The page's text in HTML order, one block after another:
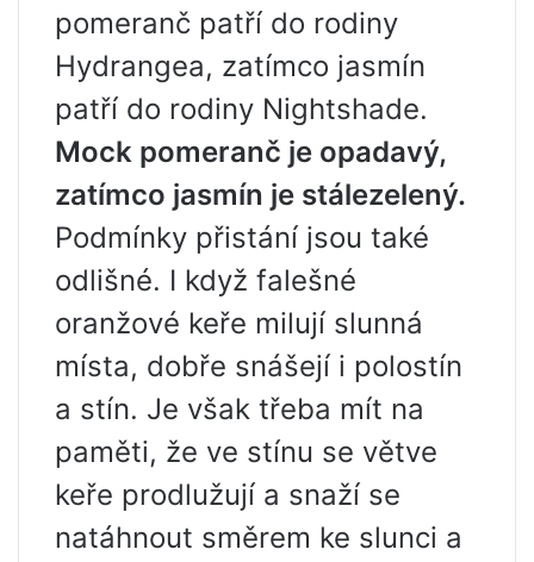
pomeranč patří do rodiny
Hydrangea, zatímco jasmín
patří do rodiny Nightshade.
Mock pomeranč je opadavý,
zatímco jasmín je stálezelený.
Podmínky přistání jsou také
odlišné. I když falešné
oranžové keře milují slunná
místa, dobře snášejí i polostín
a stín. Je však třeba mít na
paměti, že ve stínu se větve
keře prodlužují a snaží se
natáhnout směrem ke slunci a